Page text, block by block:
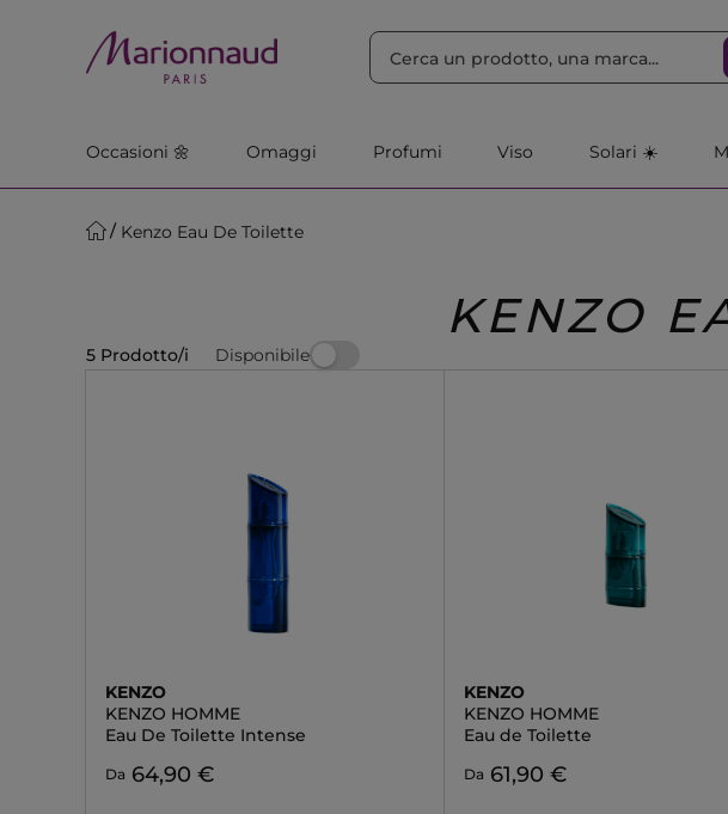
Occasioni 🌼 Omaggi Profumi Viso Solari ☀️
Kenzo Eau De Toilette
KENZO
5 Prodotto/i Disponibile
KENZO
KENZO HOMME
Eau De Toilette Intense
Da 64,90 €
KENZO
KENZO HOMME
Eau de Toilette
Da 61,90 €